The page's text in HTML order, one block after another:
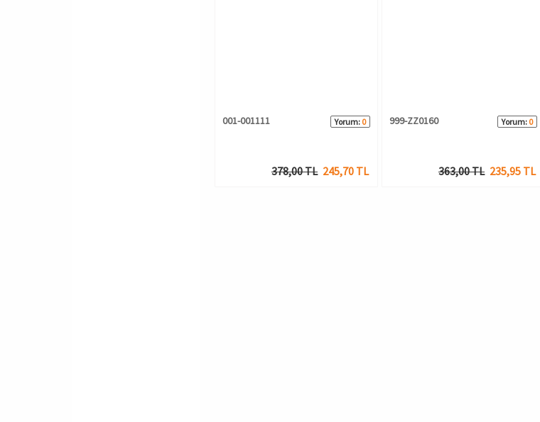
001-001111 Yorum: 0
378,00 TL 245,70 TL
999-ZZ0160 Yorum: 0
363,00 TL 235,95 TL